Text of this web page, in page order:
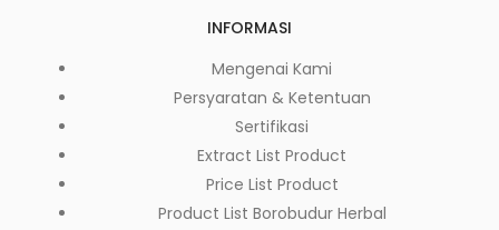
INFORMASI
Mengenai Kami
Persyaratan & Ketentuan
Sertifikasi
Extract List Product
Price List Product
Product List Borobudur Herbal